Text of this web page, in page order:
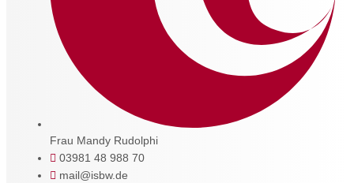
Frau Mandy Rudolphi
03981 48 988 70
mail@isbw.de